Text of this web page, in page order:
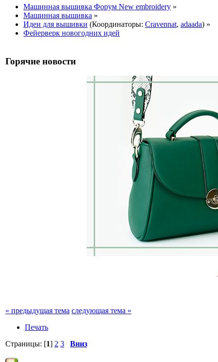
Машинная вышивка Форум New embroidery »
Машинная вышивка »
Идеи для вышивки (Координаторы: Cravennat, adaada) »
Фейерверк новогодних идей
Горячие новости
« предыдущая тема следующая тема »
Печать
Страницы: [1] 2 3 Вниз